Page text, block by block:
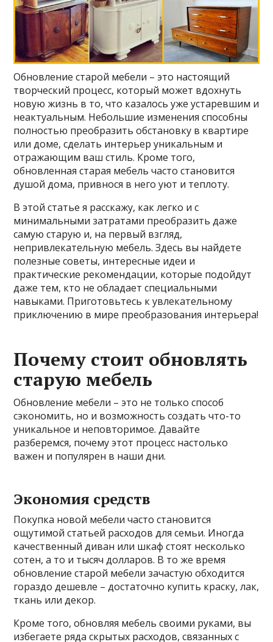
Обновление старой мебели – это настоящий
творческий процесс, который может вдохнуть
новую жизнь в то, что казалось уже устаревшим и
неактуальным. Небольшие изменения способны
полностью преобразить обстановку в квартире
или доме, сделать интерьер уникальным и
отражающим ваш стиль. Кроме того,
обновленная старая мебель часто становится
душой дома, привнося в него уют и теплоту.
В этой статье я расскажу, как легко и с
минимальными затратами преобразить даже
самую старую и, на первый взгляд,
непривлекательную мебель. Здесь вы найдете
полезные советы, интересные идеи и
практические рекомендации, которые подойдут
даже тем, кто не обладает специальными
навыками. Приготовьтесь к увлекательному
приключению в мире преобразования интерьера!
Почему стоит обновлять
старую мебель
Обновление мебели – это не только способ
сэкономить, но и возможность создать что-то
уникальное и неповторимое. Давайте
разберемся, почему этот процесс настолько
важен и популярен в наши дни.
Экономия средств
Покупка новой мебели часто становится
ощутимой статьей расходов для семьи. Иногда
качественный диван или шкаф стоят несколько
сотен, а то и тысяч долларов. В то же время
обновление старой мебели зачастую обходится
гораздо дешевле – достаточно купить краску, лак,
ткань или декор.
Кроме того, обновляя мебель своими руками, вы
избегаете ряда скрытых расходов, связанных с